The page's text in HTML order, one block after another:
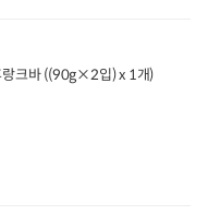
무항한돈 담백한 후랑크바 ((90g×2입) x 1개)